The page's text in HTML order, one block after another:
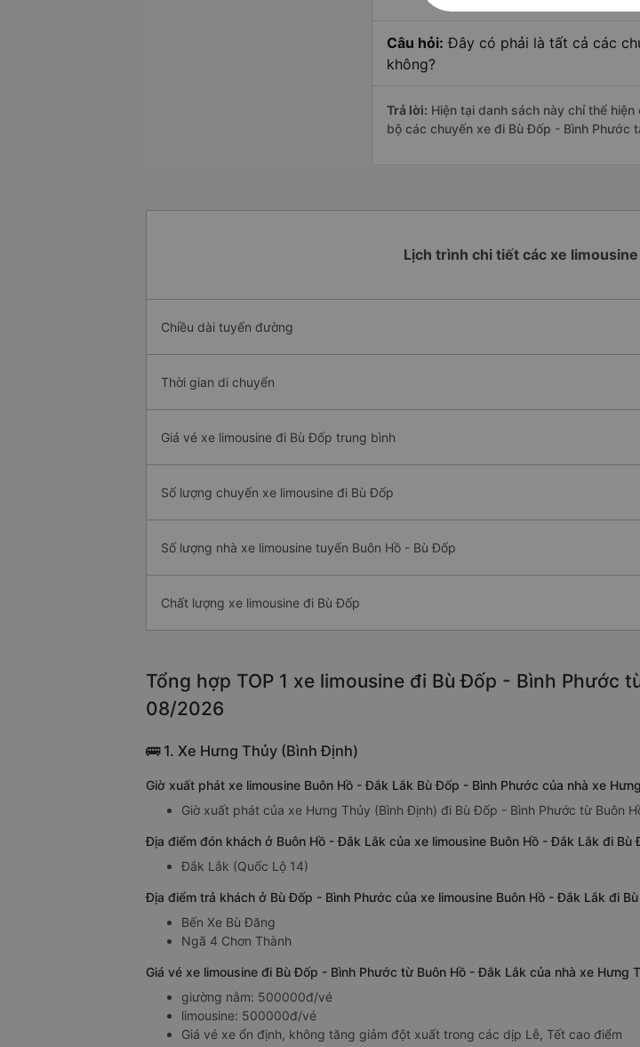
Câu hỏi: Đây có phải là tất cả các
không?
Trả lời: Hiện tại danh sách này chỉ thể
bộ các chuyến xe đi Bù Đốp - Bình Phước
Lịch trình chi tiết các xe
Chiều dài tuyến đường
Thời gian di chuyển
Giá vé xe limousine đi Bù Đốp trung bình
Số lượng chuyến xe limousine đi Bù Đốp
Số lượng nhà xe limousine tuyến Buôn Hồ - Bù Đốp
Chất lượng xe limousine đi Bù Đốp
Tổng hợp TOP 1 xe limousine đi Bù Đốp - Bình Phước
08/2026
🚌 1. Xe Hưng Thủy (Bình Định)
Giờ xuất phát xe limousine Buôn Hồ - Đắk Lắk Bù Đốp - Bình Phước của nhà xe
Giờ xuất phát của xe Hưng Thủy (Bình Định) đi Bù Đốp - Bình Phước từ Buôn
Địa điểm đón khách ở Buôn Hồ - Đắk Lắk của xe limousine Buôn Hồ - Đắk Lắk đi
Đắk Lắk (Quốc Lộ 14)
Địa điểm trả khách ở Bù Đốp - Bình Phước của xe limousine Buôn Hồ - Đắk Lắk đi
Bến Xe Bù Đăng
Ngã 4 Chơn Thành
Giá vé xe limousine đi Bù Đốp - Bình Phước từ Buôn Hồ - Đắk Lắk của nhà xe Hưng
giường nằm: 500000đ/vé
limousine: 500000đ/vé
Giá vé xe ổn định, không tăng giảm đột xuất trong các dịp Lễ, Tết cao điểm